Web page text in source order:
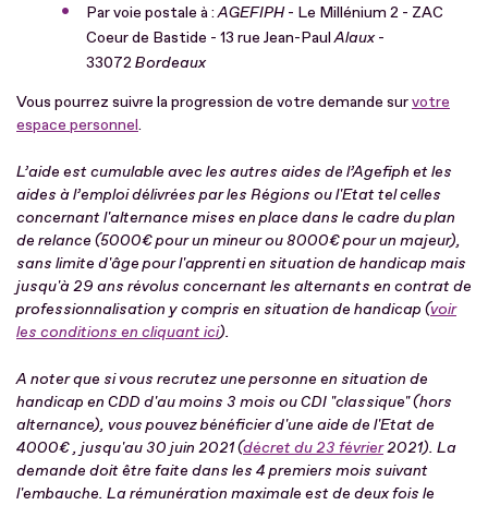
Par voie postale à :AGEFIPH- Le Millénium 2 - ZAC
Coeur de Bastide - 13 rue Jean-PaulAlaux-
33072 Bordeaux
Vous pourrez suivre la progression de votre demande survotre
espace personnel.
L’aide est cumulable avec les autres aides de l’Agefiph et les
aides à l’emploi délivrées par les Régions ou l'Etat tel celles
concernant l'alternance mises en place dans le cadre du plan
de relance (5000€ pour un mineur ou 8000€ pour un majeur),
sans limite d'âge pour l'apprenti en situation de handicap mais
jusqu'à 29 ans révolus concernant les alternants en contrat de
professionnalisation y compris en situation de handicap (voir
les conditions en cliquant ici).
A noter que si vous recrutez une personne en situation de
handicap en CDD d'au moins 3 mois ou CDI "classique" (hors
alternance), vous pouvez bénéficier d'une aide de l'Etat de
4000€ , jusqu'au 30 juin 2021 (décret du 23 février2021). La
demande doit être faite dans les 4 premiers mois suivant
l'embauche. La rémunération maximale est de deux fois le